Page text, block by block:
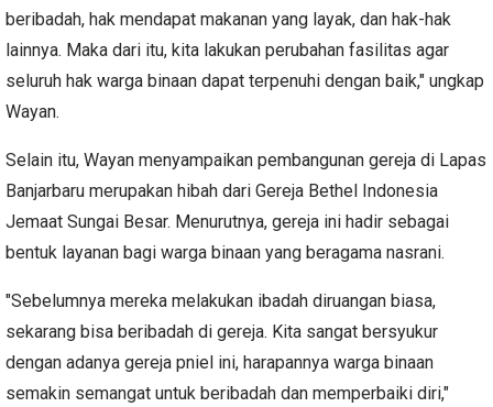
beribadah, hak mendapat makanan yang layak, dan hak-hak
lainnya. Maka dari itu, kita lakukan perubahan fasilitas agar
seluruh hak warga binaan dapat terpenuhi dengan baik," ungkap
Wayan.
Selain itu, Wayan menyampaikan pembangunan gereja di Lapas
Banjarbaru merupakan hibah dari Gereja Bethel Indonesia
Jemaat Sungai Besar. Menurutnya, gereja ini hadir sebagai
bentuk layanan bagi warga binaan yang beragama nasrani.
"Sebelumnya mereka melakukan ibadah diruangan biasa,
sekarang bisa beribadah di gereja. Kita sangat bersyukur
dengan adanya gereja pniel ini, harapannya warga binaan
semakin semangat untuk beribadah dan memperbaiki diri,"